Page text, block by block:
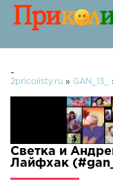
-
2pricolisty.ru » GAN_13_
Светка и
Лайфхак